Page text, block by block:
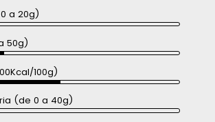
a 20g)
50g)
100g)
(de 0 a 40g)